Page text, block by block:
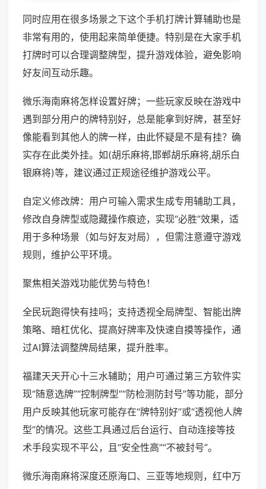
同时应用在很多场景之下这个手机打牌计算辅助也是
非常有用的，使用起来简单便捷。特别是在大家手机
打牌时可以合理调整牌型，提升游戏体验，避免影响
好友间互动乐趣。
微乐海南麻将怎样设置好牌；一些玩家反映在游戏中
遇到部分用户的牌特别好，总是能拿到好牌，甚至好
像能看到其他人的牌一样，由此怀疑是不是有挂？确
实存在此类外挂。如(胡乐麻将,邯郸胡乐麻将,胡乐白
银麻将)等，建议通过正规途径维护游戏公平。
自定义修改牌：用户可输入需求生成专用辅助工具，
修改自身牌型或隐藏操作痕迹，实现“必胜”效果，适
用于多种场景（如与好友对局），但需注意遵守游戏
规则，维护公平环境。
聚焦相关游戏功能优势与特色！
全民玩跑得快有挂吗；支持透视全局牌型、智能出牌
策略、暗杠优化、提高好牌率及快速自摸等操作，通
过AI算法调整牌局结果，提升胜率。
福建天天开心十三水辅助；用户可通过第三方软件实
现“随意选牌”“控制牌型”“防检测防封号”等功能，部分
用户反映其他玩家可能存在“牌特别好”或“透视他人牌
型”的情况。这些工具通过后台运行、自动连接等技
术手段实现不平公，且“安全性高”“不被封号”。
微乐海南麻将深度还原海口、三亚等地规则，红中万